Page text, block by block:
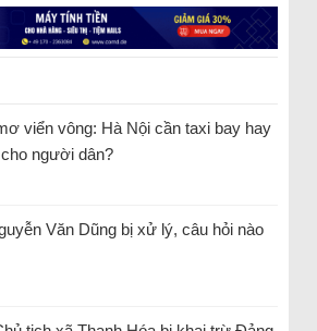
viển vông: Hà Nội cần taxi bay hay
người dân?
Văn Dũng bị xử lý, câu hỏi nào